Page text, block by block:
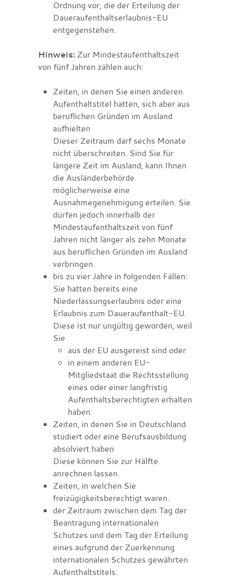
Ordnung vor, die der Erteilung der
Daueraufenthaltserlaubnis-EU
entgegenstehen.
Hinweis: Zur Mindestaufenthaltszeit
von fünf Jahren zählen auch:
Zeiten, in denen Sie einen anderen
Aufenthaltstitel hatten, sich aber aus
beruflichen Gründen im Ausland
aufhielten
Dieser Zeitraum darf sechs Monate
nicht überschreiten. Sind Sie für
längere Zeit im Ausland, kann Ihnen
die Ausländerbehörde
möglicherweise eine
Ausnahmegenehmigung erteilen. Sie
dürfen jedoch innerhalb der
Mindestaufenthaltszeit von fünf
Jahren nicht länger als zehn Monate
aus beruflichen Gründen im Ausland
verbringen.
bis zu vier Jahre in folgenden Fällen:
Sie hatten bereits eine
Niederlassungserlaubnis oder eine
Erlaubnis zum Daueraufenthalt-EU.
Diese ist nur ungültig geworden, weil
Sie
aus der EU ausgereist sind oder
in einem anderen EU-
Mitgliedstaat die Rechtsstellung
eines oder einer langfristig
Aufenthaltsberechtigten erhalten
haben.
Zeiten, in denen Sie in Deutschland
studiert oder eine Berufsausbildung
absolviert haben
Diese können Sie zur Hälfte
anrechnen lassen.
Zeiten, in welchen Sie
freizügigkeitsberechtigt waren.
der Zeitraum zwischen dem Tag der
Beantragung internationalen
Schutzes und dem Tag der Erteilung
eines aufgrund der Zuerkennung
internationalen Schutzes gewährten
Aufenthaltstitels.